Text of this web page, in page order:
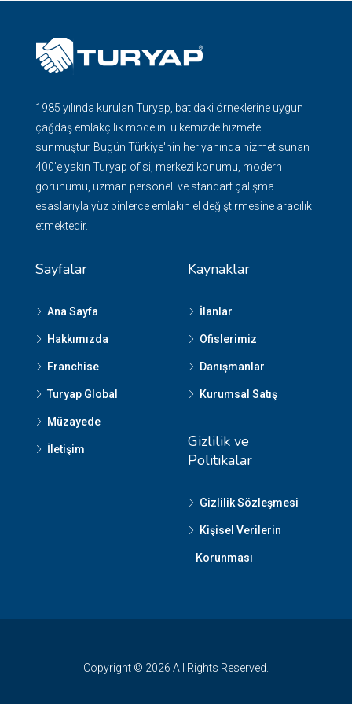
1985 yılında kurulan Turyap, batıdaki örneklerine uygun
çağdaş emlakçılık modelini ülkemizde hizmete
sunmuştur. Bugün Türkiye'nin her yanında hizmet sunan
400'e yakın Turyap ofisi, merkezi konumu, modern
görünümü, uzman personeli ve standart çalışma
esaslarıyla yüz binlerce emlakın el değiştirmesine aracılık
etmektedir.
Sayfalar
Ana Sayfa
Hakkımızda
Franchise
Turyap Global
Müzayede
İletişim
Kaynaklar
İlanlar
Ofislerimiz
Danışmanlar
Kurumsal Satış
Gizlilik ve
Politikalar
Gizlilik Sözleşmesi
Kişisel Verilerin
Korunması
Copyright © 2026 All Rights Reserved.